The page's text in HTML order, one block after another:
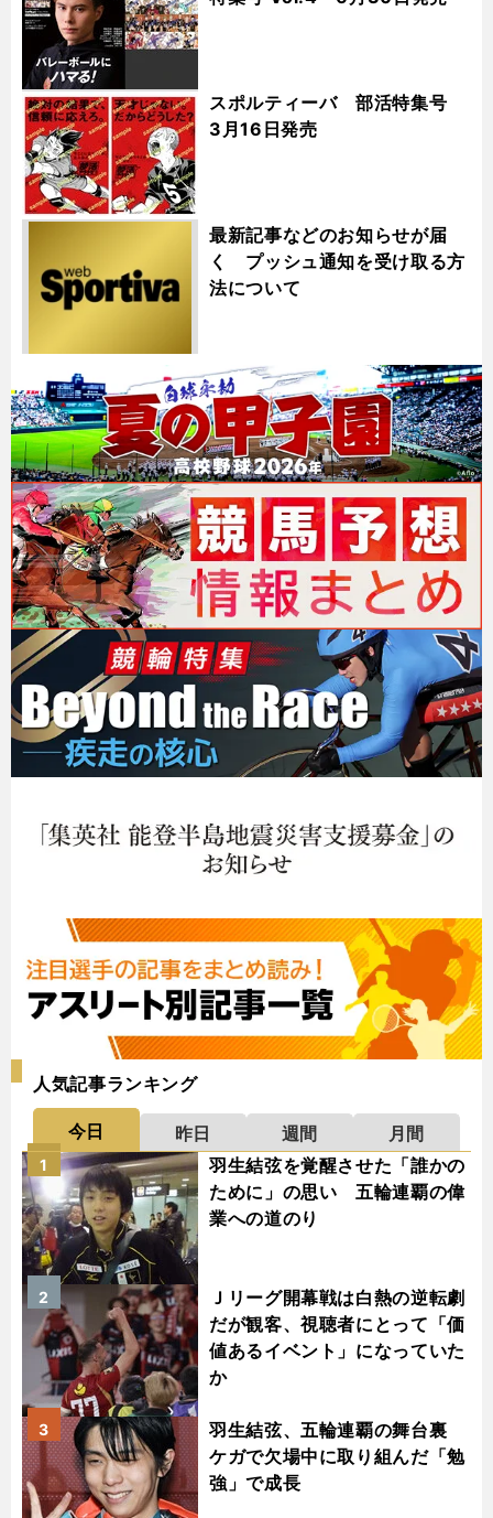
スポルティーバ 部活特集号
3月16日発売
最新記事などのお知らせが届
く プッシュ通知を受け取る方
法について
人気記事ランキング
今日 昨日 週間
月間
羽生結弦を覚醒させた「誰かの
ために」の思い 五輪連覇の偉
業への道のり
1
Ｊリーグ開幕戦は白熱の逆転劇
だが観客、視聴者にとって「価
値あるイベント」になっていた
か
2
羽生結弦、五輪連覇の舞台裏
ケガで欠場中に取り組んだ「勉
強」で成長
3